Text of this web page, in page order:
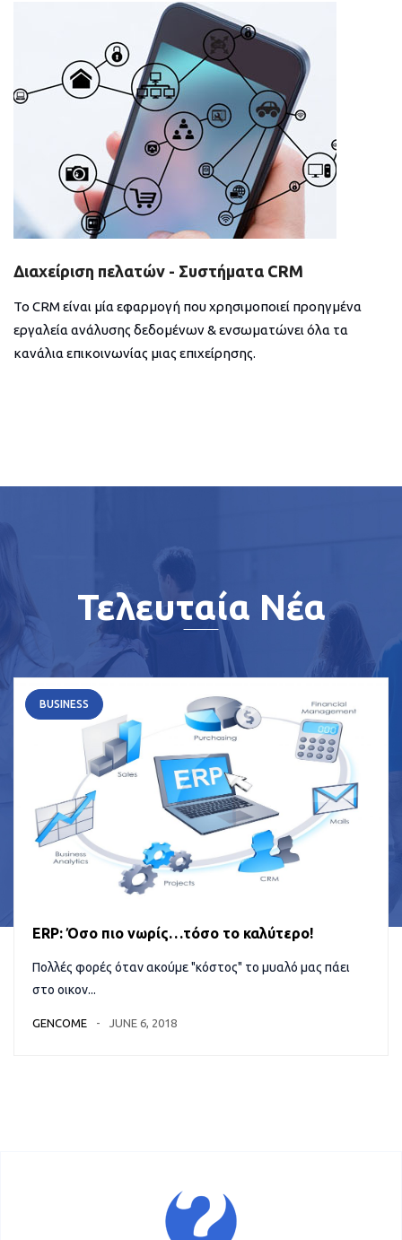
Διαχείριση πελατών - Συστήματα CRM
Το CRM είναι μία εφαρμογή που χρησιμοποιεί προηγμένα
εργαλεία ανάλυσης δεδομένων & ενσωματώνει όλα τα
κανάλια επικοινωνίας μιας επιχείρησης.
Τελευταία Νέα
BUSINESS
ERP: Όσο πιο νωρίς…τόσο το καλύτερο!
Πολλές φορές όταν ακούμε "κόστος" το μυαλό μας πάει
στο οικον...
GENCOME JUNE 6, 2018